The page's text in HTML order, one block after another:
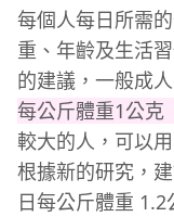
每個人每日所需
重、年齡及生活
的建議，一般成
每公斤體重1公克
較大的人，可以
根據新的研究，
日每公斤體重